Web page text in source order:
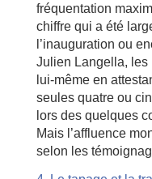
fréquentation
chiffre qui a été
l’inauguration ou
Julien Langella, les
lui-même en
seules quatre ou
lors des quelques
Mais l’affluence
selon les